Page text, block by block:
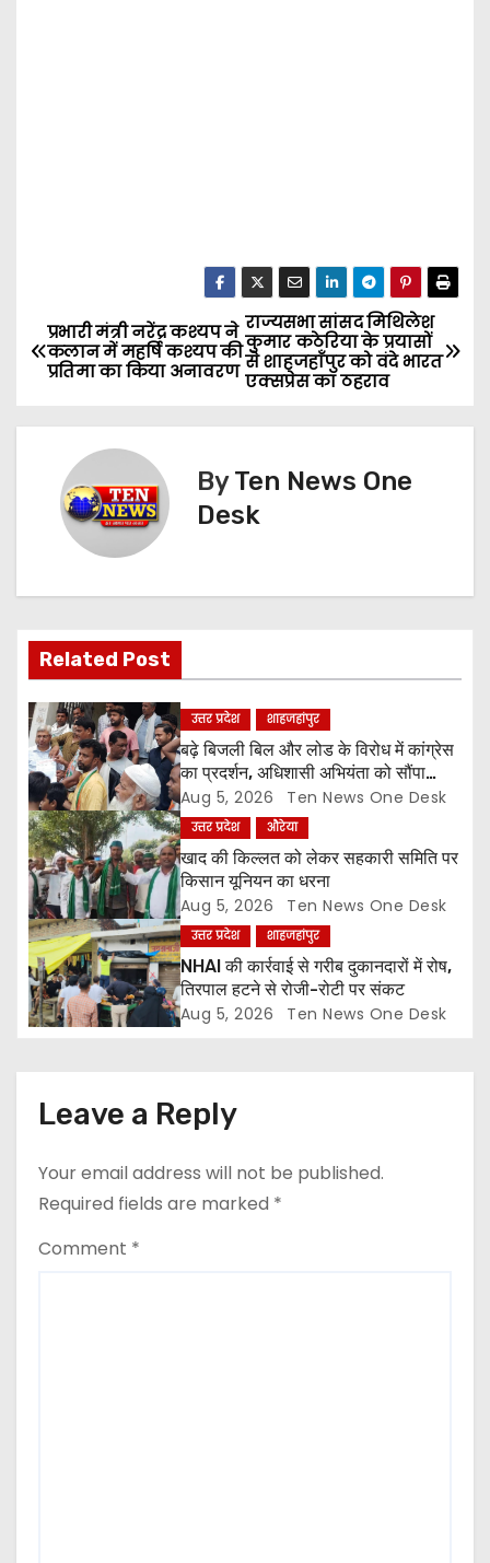
P
o
s
v
g
a
t
i
o
n
राज्यसभा सांसद मिथिलेश
कुमार कठेरिया के प्रयासों
से शाहजहाँपुर को वंदे भारत
एक्सप्रेस का ठहराव
प्रभारी मंत्री नरेंद्र कश्यप ने
कलान में महर्षि कश्यप की
प्रतिमा का किया अनावरण
ByTen News One
Desk
Related Post
उत्तर प्रदेश शाहजहांपुर
बढ़े बिजली बिल और लोड के विरोध में कांग्रेस
का प्रदर्शन, अधिशासी अभियंता को सौंपा
ज्ञापन
Aug 5, 2026 Ten News One Desk
उत्तर प्रदेश औरेया
खाद की किल्लत को लेकर सहकारी समिति पर
किसान यूनियन का धरना
Aug 5, 2026 Ten News One Desk
उत्तर प्रदेश शाहजहांपुर
NHAI की कार्रवाई से गरीब दुकानदारों में रोष,
तिरपाल हटने से रोजी-रोटी पर संकट
Aug 5, 2026 Ten News One Desk
Leave a Reply
Your email address will not be published.
Required fields are marked *
Comment *